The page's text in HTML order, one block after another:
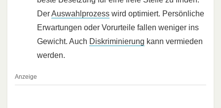
DerAuswahlprozess wird optimiert. Persönliche
Erwartungen oder Vorurteile fallen weniger ins
Gewicht. Auch Diskriminierung kann vermieden
werden.
Anzeige